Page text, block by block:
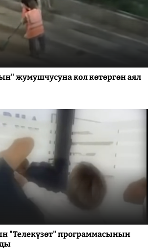
жумушчусуна кол көтөргөн аял
"Телекүзөт" программасынын